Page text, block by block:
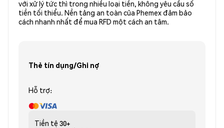
với xử lý tức thì trong nhiều loại tiền, không yêu cầu số
tiền tối thiểu. Nền tảng an toàn của Phemex đảm bảo
cách nhanh nhất để mua RFD một cách an tâm.
Thẻ tín dụng/Ghi nợ
Hỗ trợ:
Tiền tệ 30+